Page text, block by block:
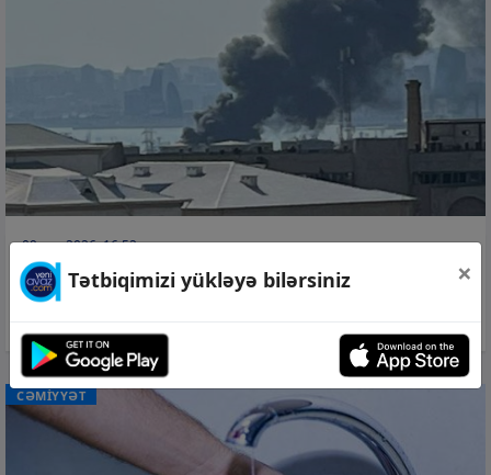
09 avq 2026, 16:52
Bakıda yanacaq çəni yanır −Yenilənib +
Video
CƏMİYYƏT
Tətbiqimizi yükləyə bilərsiniz ×